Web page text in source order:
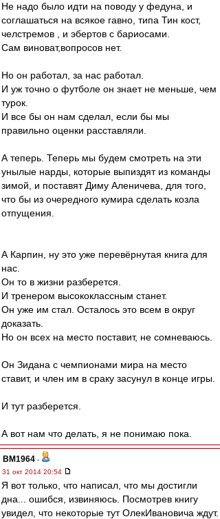
Не надо было идти на поводу у федуна, и
соглашаться на всякое гавно, типа Тин кост,
челстремов , и эбертов с бариосами.
Сам виноват,вопросов нет.
Но он работал, за нас работал.
И уж точно о футболе он знает не меньше, чем
турок.
И все бы он нам сделал, если бы мы
правильно оценки расставляли.
А теперь. Теперь мы будем смотреть на эти
унылые нарды, которые выпиздят из команды
зимой, и поставят Диму Аленичева, для того,
что бы из очередного кумира сделать козла
отпущения.
А Карпин, ну это уже перевёрнутая книга для
нас.
Он то в жизни разберется.
И тренером высококлассным станет.
Он уже им стал. Осталось это всем в округ
доказать.
Но он всех на место поставит, не сомневаюсь.
Он Зидана с чемпионами мира на место
ставит, и член им в сраку засунул в конце игры.
И тут разберется.
А вот нам что делать, я не понимаю пока.
BM1964 -
31 окт 2014 20:54
Я вот только, что написал, что мы достигли
дна... ошибся, извиняюсь. Посмотрев книгу
увидел, что некоторые тут ОлекИвановича ждут.